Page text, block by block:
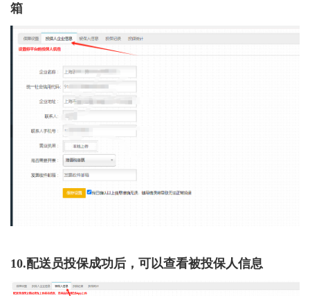
箱
10.配送员投保成功后，可以查看被投保人信息